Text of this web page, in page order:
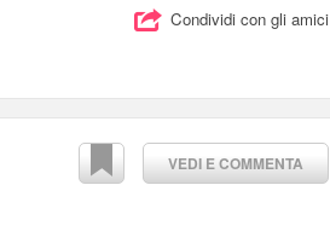
Condividi con gli amici
VEDI E COMMENTA